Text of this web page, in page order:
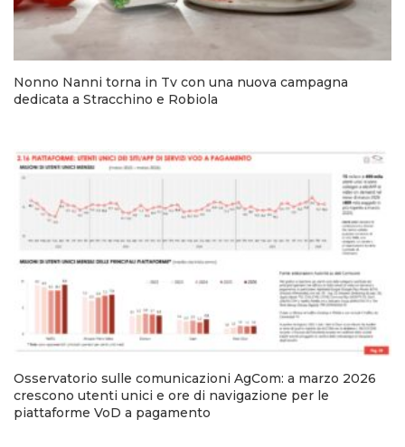
Nonno Nanni torna in Tv con una nuova campagna
dedicata a Stracchino e Robiola
Osservatorio sulle comunicazioni AgCom: a marzo 2026
crescono utenti unici e ore di navigazione per le
piattaforme VoD a pagamento